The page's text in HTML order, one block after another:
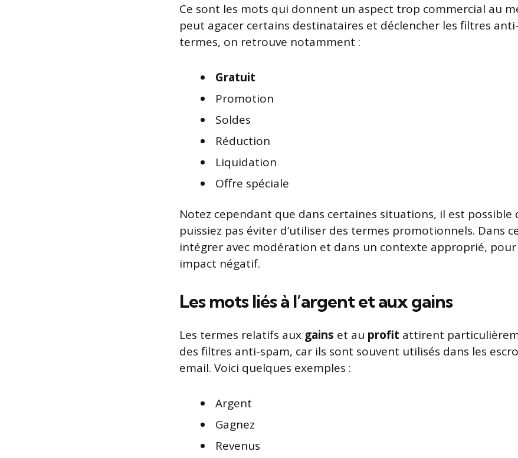
Ce sont les mots qui donnent un aspect trop commercial au
peut agacer certains destinataires et déclencher les filtres
termes, on retrouve notamment :
Gratuit
Promotion
Soldes
Réduction
Liquidation
Offre spéciale
Notez cependant que dans certaines situations, il est possible
puissiez pas éviter d’utiliser des termes promotionnels. Dans
intégrer avec modération et dans un contexte approprié,
impact négatif.
Les mots liés à l’argent et aux gains
Les termes relatifs aux gains et au profit attirent
des filtres anti-spam, car ils sont souvent utilisés dans les
email. Voici quelques exemples :
Argent
Gagnez
Revenus